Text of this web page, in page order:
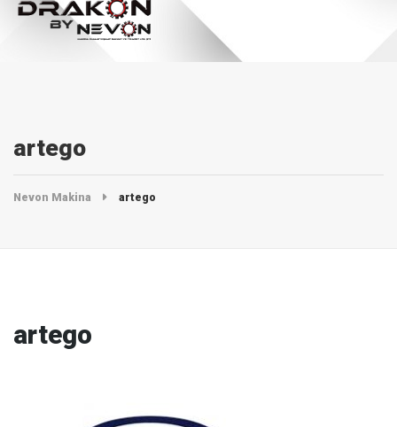
artego
Nevon Makina artego
artego